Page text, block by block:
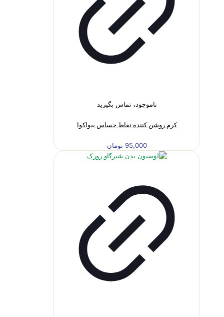
ناموجود، تماس بگیرید
کرم روشن کننده نقاط حساس بیواکوا
95,000 تومان